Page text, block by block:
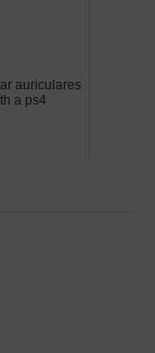
auriculares
a ps4